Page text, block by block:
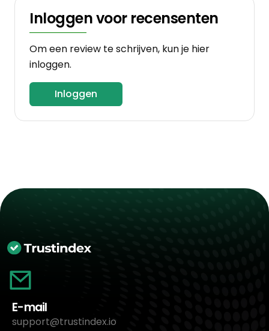
Inloggen voor recensenten
Om een review te schrijven, kun je hier
inloggen.
Inloggen
E-mail
support@trustindex.io